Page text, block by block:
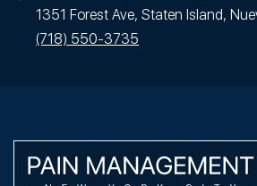
1351 Forest Ave, Staten Island,
(718) 550-3735